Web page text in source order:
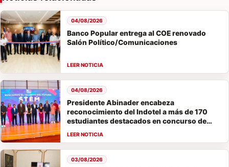
Banco Popular entrega al COE renovado
Salón Político/Comunicaciones
04/08/2026
Presidente Abinader encabeza
reconocimiento del Indotel a más de 170
estudiantes destacados en concurso de
04/08/2026
03/08/2026